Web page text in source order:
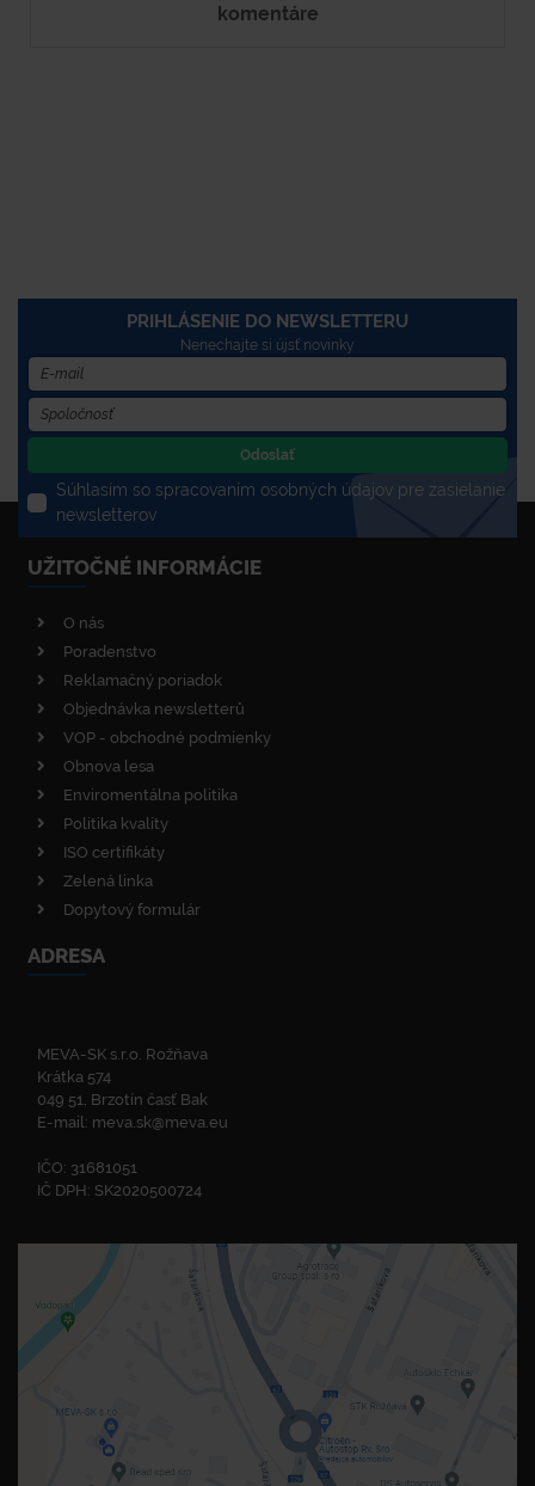
komentáre
PRIHLÁSENIE DO NEWSLETTERU
Nenechajte si újsť novinky
Odoslať
Súhlasím so spracovaním osobných údajov pre zasielanie
newsletterov
UŽITOČNÉ INFORMÁCIE
O nás
Poradenstvo
Reklamačný poriadok
Objednávka newsletterů
VOP - obchodné podmienky
Obnova lesa
Enviromentálna politika
Politika kvality
ISO certifikáty
Zelená linka
Dopytový formulár
ADRESA
MEVA-SK s.r.o. Rožňava
Krátka 574
049 51, Brzotín časť Bak
E-mail: meva.sk@meva.eu
IČO: 31681051
IČ DPH: SK2020500724